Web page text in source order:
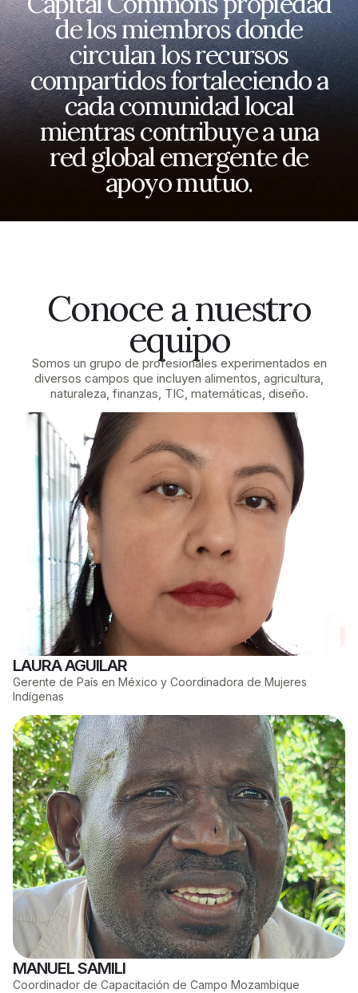
de los miembros donde
circulan los recursos
compartidos fortaleciendo a
cada comunidad local
mientras contribuye a una
red global emergente de
apoyo mutuo.
Conoce a nuestro
equipo
Somos un grupo de profesionales experimentados en
diversos campos que incluyen alimentos, agricultura,
naturaleza, finanzas, TIC, matemáticas, diseño.
LAURA AGUILAR​
Gerente de País en México y Coordinadora de Mujeres
Indígenas
MANUEL SAMILI​
Coordinador de Capacitación de Campo Mozambique